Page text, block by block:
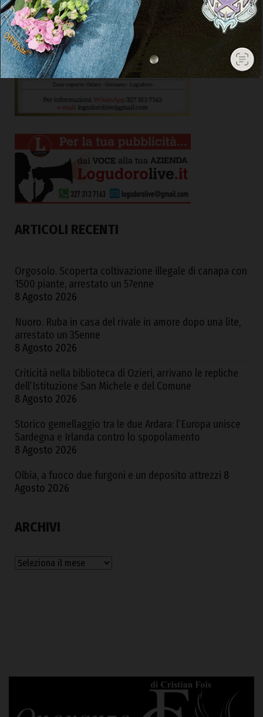
ARTICOLI RECENTI
Orgosolo. Scoperta coltivazione illegale di canapa con
1500 piante, arrestato un 57enne
8 Agosto 2026
Nuoro. Ruba in casa del rivale in amore dopo una lite,
arrestato un 35enne
8 Agosto 2026
Criticità nella biblioteca di Ozieri, arrivano le repliche
dell’Istituzione San Michele e del Comune
8 Agosto 2026
Storico gemellaggio tra le due Ardara: l’Europa unisce
Sardegna e Irlanda contro lo spopolamento
8 Agosto 2026
Olbia, a fuoco due furgoni e un deposito attrezzi 8
Agosto 2026
ARCHIVI
Archivi